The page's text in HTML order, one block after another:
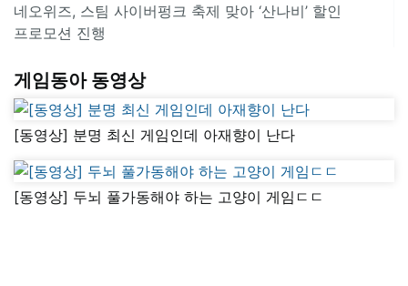
네오위즈, 스팀 사이버펑크 축제 맞아 ‘산나비’ 할인
프로모션 진행
게임동아 동영상
[동영상] 분명 최신 게임인데 아재향이 난다
[동영상] 두뇌 풀가동해야 하는 고양이 게임ㄷㄷ